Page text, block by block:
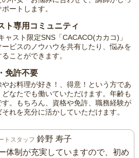
ートします。
ト専用コミュニティ
ャスト限定SNS「CACACO(カカコ)」
ービスのノウハウを共有したり、悩みを
ことができます。
免許不要
やお料理が好き！、得意！という方であ
どなたでも働いていただけます。年齢も
す。もちろん、資格や免許、職務経験が
それを充分に活かしていただけます。
トスタッフ 鈴野 寿子
体制が充実していますので、初め